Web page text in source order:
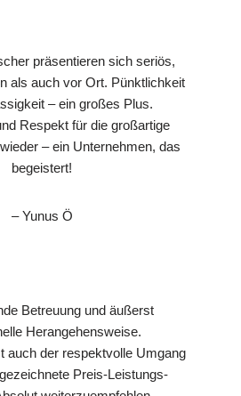
präsentieren sich seriös,
als auch vor Ort. Pünktlichkeit
– ein großes Plus.
Respekt für die großartige
– ein Unternehmen, das
begeistert!
– Yunus Ö
Betreuung und äußerst
Herangehensweise.
auch der respektvolle Umgang
Preis-Leistungs-